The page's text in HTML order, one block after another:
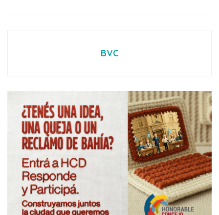
BVC